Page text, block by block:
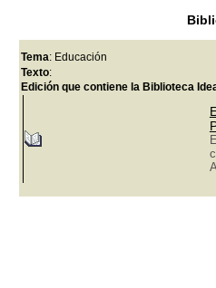
Tema: Educación
Texto:
Edición que contiene la Biblioteca